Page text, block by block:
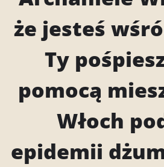
że jesteś
Ty
pomocą
Włoch
epidemii